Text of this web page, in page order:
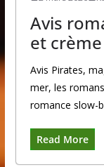
Avis
et
Avis Pirates,
mer, les
romance slow-
Read More